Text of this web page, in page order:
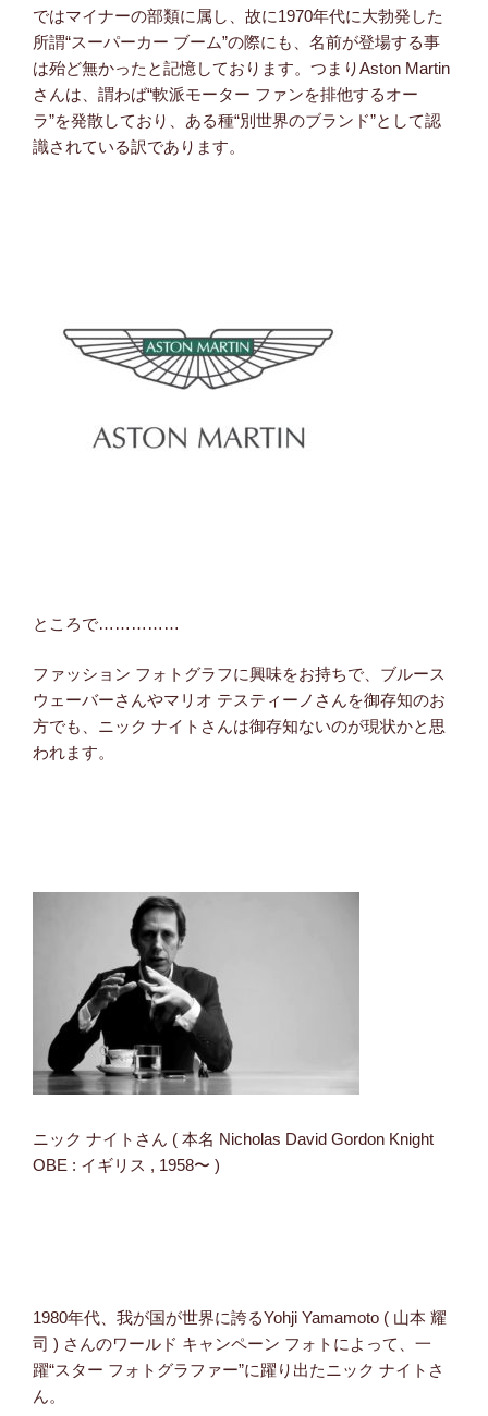
ではマイナーの部類に属し、故に1970年代に大勃発した
所謂“スーパーカー ブーム”の際にも、名前が登場する事
は殆ど無かったと記憶しております。つまりAston Martin
さんは、謂わば“軟派モーター ファンを排他するオー
ラ”を発散しており、ある種“別世界のブランド”として認
識されている訳であります。
ところで……………
ファッション フォトグラフに興味をお持ちで、ブルース
ウェーバーさんやマリオ テスティーノさんを御存知のお
方でも、ニック ナイトさんは御存知ないのが現状かと思
われます。
ニック ナイトさん ( 本名 Nicholas David Gordon Knight
OBE : イギリス , 1958〜 )
1980年代、我が国が世界に誇るYohji Yamamoto ( 山本 耀
司 ) さんのワールド キャンペーン フォトによって、一
躍“スター フォトグラファー”に躍り出たニック ナイトさ
ん。